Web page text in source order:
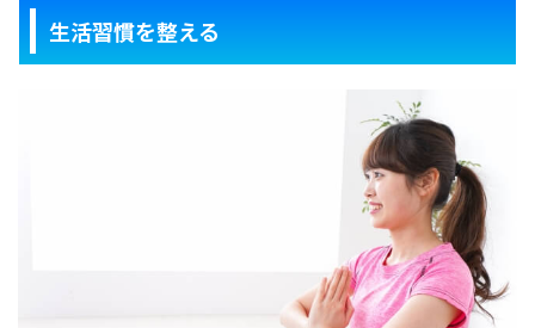
生活習慣を整える